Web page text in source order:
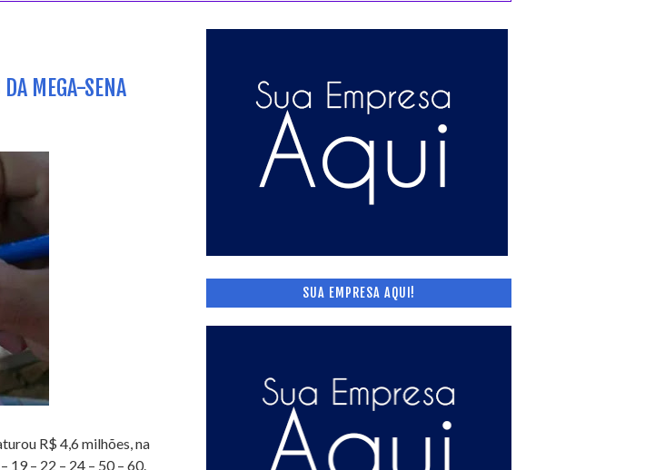
MEGA-SENA
R$ 4,6 milhões, na
19 – 22 – 24 – 50 – 60.
SUA EMPRESA AQUI!